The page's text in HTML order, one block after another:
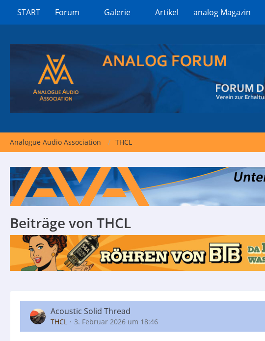
START Forum Galerie Artikel analog Magazin
Analogue Audio Association THCL
Beiträge von THCL
Acoustic Solid Thread
THCL 3. Februar 2026 um 18:46